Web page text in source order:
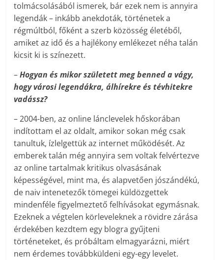
tolmácsolásából ismerek, bár ezek nem is annyira
legendák – inkább anekdoták, történetek a
régmúltból, főként a szerb közösség életéből,
amiket az idő és a hajlékony emlékezet néha talán
kicsit ki is színezett.
–Hogyan és mikor született meg benned a vágy,
hogy városi legendákra, álhírekre és tévhitekre
vadássz?
– 2004-ben, az online lánclevelek hőskorában
indítottam el az oldalt, amikor sokan még csak
tanultuk, ízlelgettük az internet működését. Az
emberek talán még annyira sem voltak felvértezve
az online tartalmak kritikus olvasásának
képességével, mint ma, és alapvetően jószándékú,
de naiv intenetezők tömegei küldözgettek
mindenféle figyelmeztető felhívásokat egymásnak.
Ezeknek a végtelen körleveleknek a rövidre zárása
érdekében kezdtem egy blogra gyűjteni
történeteket, és próbáltam elmagyarázni, miért
nem érdemes továbbküldeni egy-egy levelet.